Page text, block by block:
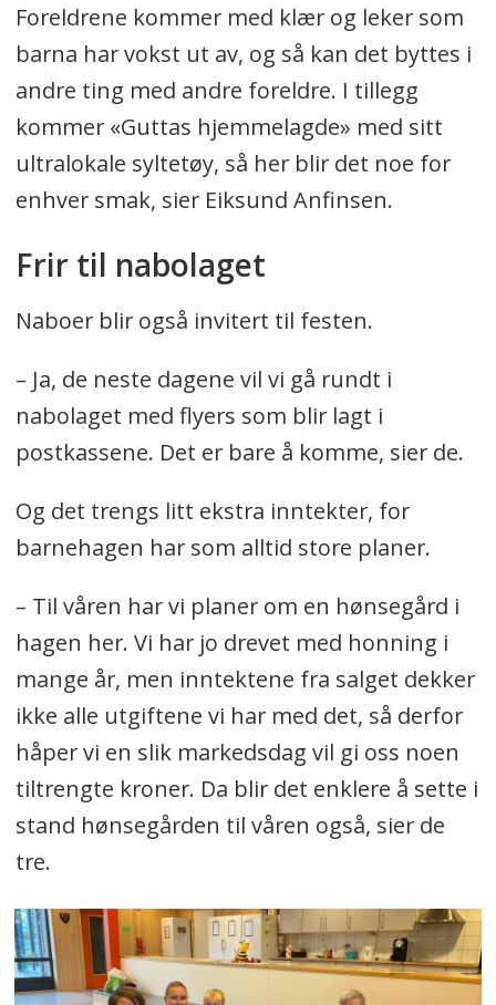
Foreldrene kommer med klær og leker som
barna har vokst ut av, og så kan det byttes i
andre ting med andre foreldre. I tillegg
kommer «Guttas hjemmelagde» med sitt
ultralokale syltetøy, så her blir det noe for
enhver smak, sier Eiksund Anfinsen.
Frir til nabolaget
Naboer blir også invitert til festen.
– Ja, de neste dagene vil vi gå rundt i
nabolaget med flyers som blir lagt i
postkassene. Det er bare å komme, sier de.
Og det trengs litt ekstra inntekter, for
barnehagen har som alltid store planer.
– Til våren har vi planer om en hønsegård i
hagen her. Vi har jo drevet med honning i
mange år, men inntektene fra salget dekker
ikke alle utgiftene vi har med det, så derfor
håper vi en slik markedsdag vil gi oss noen
tiltrengte kroner. Da blir det enklere å sette i
stand hønsegården til våren også, sier de
tre.